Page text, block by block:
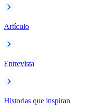
Artículo
Entrevista
Historias que inspiran